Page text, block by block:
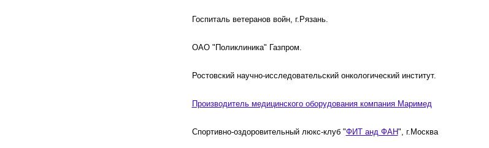
Госпиталь ветеранов войн, г.Рязань.
ОАО "Поликлиника" Газпром.
Ростовский научно-исследовательский онкологический институт.
Производитель медицинского оборудования компания Маримед
Спортивно-оздоровительный люкс-клуб "ФИТ анд ФАН", г.Москва